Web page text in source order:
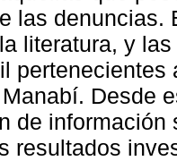
las denuncias.
literatura, y
Desde
de
resultados